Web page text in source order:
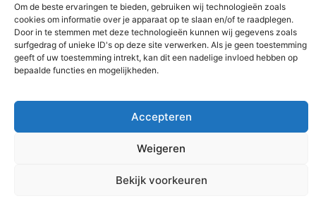
Om de beste ervaringen te bieden, gebruiken wij technologieën zoals
cookies om informatie over je apparaat op te slaan en/of te raadplegen.
Door in te stemmen met deze technologieën kunnen wij gegevens zoals
surfgedrag of unieke ID's op deze site verwerken. Als je geen toestemming
geeft of uw toestemming intrekt, kan dit een nadelige invloed hebben op
bepaalde functies en mogelijkheden.
Accepteren
Weigeren
Bekijk voorkeuren
@2025 www.sitereviewer.nl. All Right Reserved.